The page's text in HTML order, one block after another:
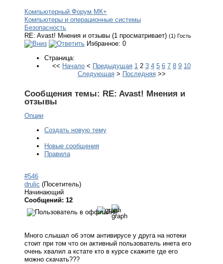
Компьютерный Форум МК+
Компьютеры и операционные системы
Безопасность
RE: Avast! Мнения и отзывы (1 просматривает) (1) Гость
Избранное: 0
Страница:
<< Начало < Предыдущая 1 2 3 4 5 6 7 8 9 10
Следующая> Последняя>>
Сообщения темы: RE: Avast! Мнения и
отзывы
Опции
Создать новую тему
Новые сообщения
Правила
#546
drulic (Посетитель)
Начинающий
Сообщений: 12
Много слышал об этом антивирусе у друга на нотеки
стоит при том что он активный пользователь инета его
очень хвалил а кстате кто в курсе скажите где его
можно скачать???